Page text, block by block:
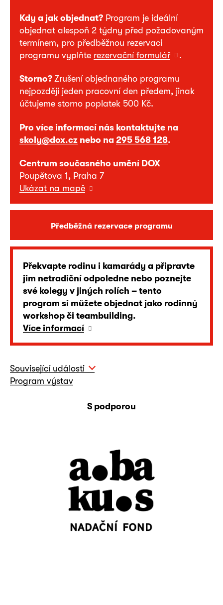
Kdy a jak objednat? Program je ideální
objednat alespoň 2 týdny před požadovaným
termínem, pro předběžnou rezervaci
programu vyplňte rezervační formulář .
Storno?Zrušení objednaného programu
nejpozději jeden pracovní den předem, jinak
účtujeme storno poplatek 500 Kč.
Pro více informací nás kontaktujte na
skoly@dox.cz nebo na 295 568 128.
Centrum současného umění DOX
Poupětova 1, Praha 7
Ukázat na mapě
Předběžná rezervace programu
Překvapte rodinu i kamarády a připravte
jim netradiční odpoledne nebo poznejte
své kolegy v jiných rolích – tento
program si můžete objednat jako rodinný
workshop či teambuilding.
Více informací
Související události
Program výstav
S podporou